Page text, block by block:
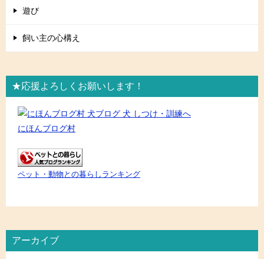
遊び
飼い主の心構え
★応援よろしくお願いします！
にほんブログ村
ペット・動物との暮らしランキング
アーカイブ